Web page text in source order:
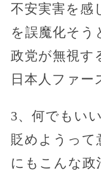
不安実害を感
を誤魔化そう
政党が無視す
日本人ファー
3、何でもい
貶めようって
にもこんな政